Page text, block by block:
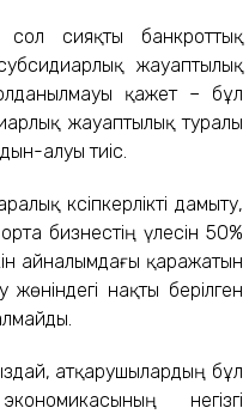
сияқты банкроттық
жауаптылық
қажет – бұл
жауаптылық туралы
алуы тиіс.
кәсіпкерлікті дамыту,
бизнестің үлесін 50%
айналымдағы қаражатын
нақты берілген
атқарушылардың бұл
негізгі